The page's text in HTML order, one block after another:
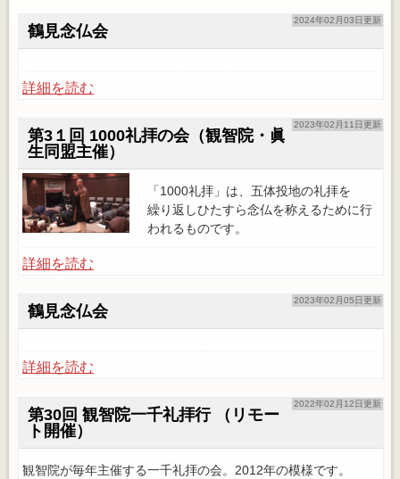
2024年02月03日更新
鶴見念仏会
詳細を読む
2023年02月11日更新
第3１回 1000礼拝の会（観智院・眞
生同盟主催）
「1000礼拝」は、五体投地の礼拝を
繰り返しひたすら念仏を称えるために行
われるものです。
詳細を読む
2023年02月05日更新
鶴見念仏会
詳細を読む
2022年02月12日更新
第30回 観智院一千礼拝行 （リモー
ト開催）
観智院が毎年主催する一千礼拝の会。2012年の模様です。